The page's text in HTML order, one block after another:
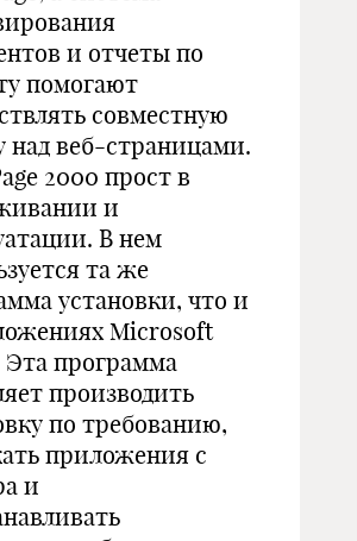
и отчеты по
помогают
совместную
над веб-страницами.
2000 прост в
и
В нем
та же
установки, что и
Microsoft
Эта программа
производить
по требованию,
приложения с
и